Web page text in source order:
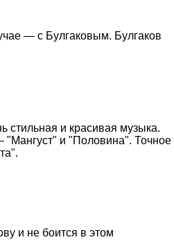
— с Булгаковым. Булгаков
стильная и красивая музыка.
"Мангуст" и "Половина". Точное
и не боится в этом